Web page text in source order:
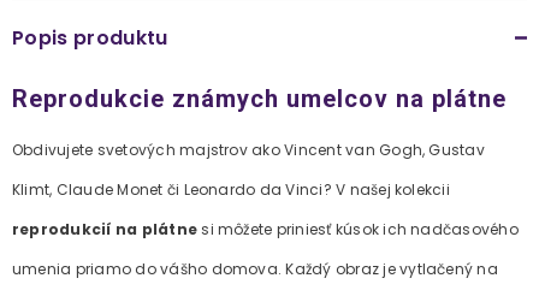
Popis produktu
Reprodukcie známych umelcov na plátne
Obdivujete svetových majstrov ako Vincent van Gogh, Gustav
Klimt, Claude Monet či Leonardo da Vinci? V našej kolekcii
reprodukcií na plátnesi môžete priniesť kúsok ich nadčasového
umenia priamo do vášho domova. Každý obraz je vytlačený na